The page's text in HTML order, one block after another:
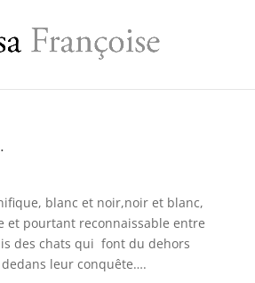
blanc et noir,noir et blanc,
et pourtant reconnaissable entre
des chats qui font du dehors
leur conquête….